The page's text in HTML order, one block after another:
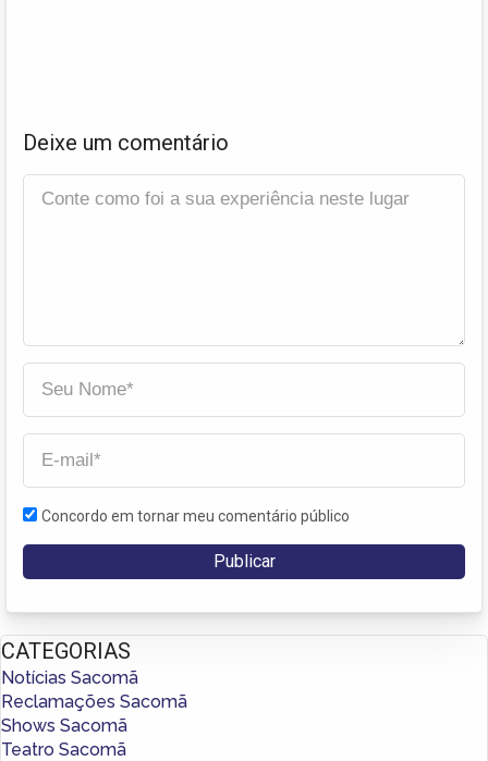
Deixe um comentário
Concordo em tornar meu comentário público
CATEGORIAS
Notícias Sacomã
Reclamações Sacomã
Shows Sacomã
Teatro Sacomã